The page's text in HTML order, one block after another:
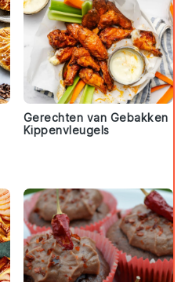
Gerechten van Gebakken
Kippenvleugels